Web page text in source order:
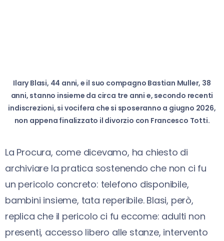
Ilary Blasi, 44 anni, e il suo compagno Bastian Muller, 38
anni, stanno insieme da circa tre anni e, secondo recenti
indiscrezioni, si vocifera che si sposeranno a giugno 2026,
non appena finalizzato il divorzio con Francesco Totti.
La Procura, come dicevamo, ha chiesto di
archiviare la pratica sostenendo che non ci fu
un pericolo concreto: telefono disponibile,
bambini insieme, tata reperibile. Blasi, però,
replica che il pericolo ci fu eccome: adulti non
presenti, accesso libero alle stanze, intervento